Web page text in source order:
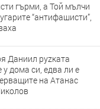
гърми, а Той мълчи
“антифашисти”,
Даниил руzката
дома си, едва ли е
на Атанас